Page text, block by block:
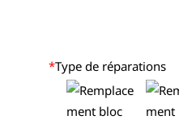
*Type de réparations